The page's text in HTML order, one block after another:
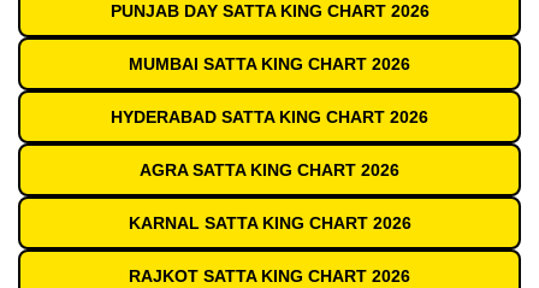
PUNJAB DAY SATTA KING CHART 2026
MUMBAI SATTA KING CHART 2026
HYDERABAD SATTA KING CHART 2026
AGRA SATTA KING CHART 2026
KARNAL SATTA KING CHART 2026
RAJKOT SATTA KING CHART 2026